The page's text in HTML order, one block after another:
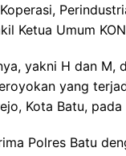
Ketua Umum
yakni H dan
yang
Kota Batu,
Polres Batu